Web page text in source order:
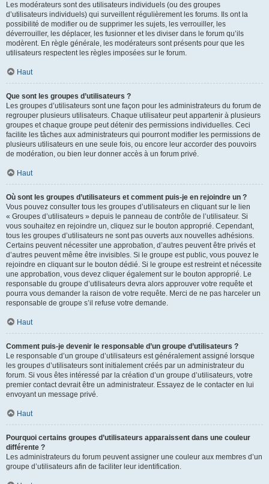
Les modérateurs sont des utilisateurs individuels (ou des groupes
d’utilisateurs individuels) qui surveillent régulièrement les forums. Ils ont la
possibilité de modifier ou de supprimer les sujets, les verrouiller, les
déverrouiller, les déplacer, les fusionner et les diviser dans le forum qu’ils
modèrent. En règle générale, les modérateurs sont présents pour que les
utilisateurs respectent les règles imposées sur le forum.
Haut
Que sont les groupes d’utilisateurs ?
Les groupes d’utilisateurs sont une façon pour les administrateurs du forum de
regrouper plusieurs utilisateurs. Chaque utilisateur peut appartenir à plusieurs
groupes et chaque groupe peut détenir des permissions individuelles. Ceci
facilite les tâches aux administrateurs qui pourront modifier les permissions de
plusieurs utilisateurs en une seule fois, ou encore leur accorder des pouvoirs
de modération, ou bien leur donner accès à un forum privé.
Haut
Où sont les groupes d’utilisateurs et comment puis-je en rejoindre un ?
Vous pouvez consulter tous les groupes d’utilisateurs en cliquant sur le lien
« Groupes d’utilisateurs » depuis le panneau de contrôle de l’utilisateur. Si
vous souhaitez en rejoindre un, cliquez sur le bouton approprié. Cependant,
tous les groupes d’utilisateurs ne sont pas ouverts aux nouvelles adhésions.
Certains peuvent nécessiter une approbation, d’autres peuvent être privés et
d’autres peuvent même être invisibles. Si le groupe est public, vous pouvez le
rejoindre en cliquant sur le bouton dédié. Si le groupe est restreint et nécessite
une approbation, vous devez cliquer également sur le bouton approprié. Le
responsable du groupe d’utilisateurs devra alors approuver votre requête et
pourra vous demander la raison de votre requête. Merci de ne pas harceler un
responsable de groupe s’il refuse votre demande.
Haut
Comment puis-je devenir le responsable d’un groupe d’utilisateurs ?
Le responsable d’un groupe d’utilisateurs est généralement assigné lorsque
les groupes d’utilisateurs sont initialement créés par un administrateur du
forum. Si vous êtes intéressé par la création d’un groupe d’utilisateurs, votre
premier contact devrait être un administrateur. Essayez de le contacter en lui
envoyant un message privé.
Haut
Pourquoi certains groupes d’utilisateurs apparaissent dans une couleur
différente ?
Les administrateurs du forum peuvent assigner une couleur aux membres d’un
groupe d’utilisateurs afin de faciliter leur identification.